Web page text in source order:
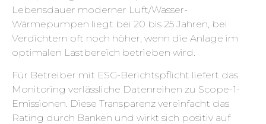
Lebensdauer moderner Luft/Wasser-
Wärmepumpen liegt bei 20 bis 25 Jahren, bei
Verdichtern oft noch höher, wenn die Anlage im
optimalen Lastbereich betrieben wird.
Für Betreiber mit ESG-Berichtspflicht liefert das
Monitoring verlässliche Datenreihen zu Scope-1-
Emissionen. Diese Transparenz vereinfacht das
Rating durch Banken und wirkt sich positiv auf